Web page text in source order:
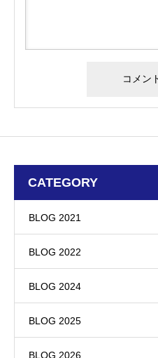
CATEGORY
BLOG 2021
BLOG 2022
BLOG 2024
BLOG 2025
BLOG 2026